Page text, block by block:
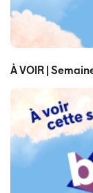
À VOIR |